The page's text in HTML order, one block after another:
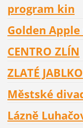
program kin
Golden
CENTRO ZLÍN
ZLATÉ JABLKO
Městské
Lázně